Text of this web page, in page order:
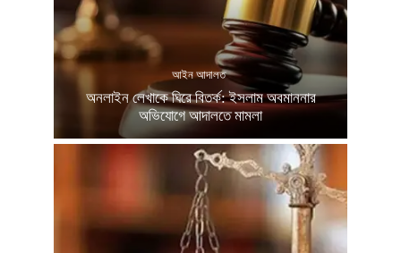
আইন আদালত
অনলাইন লেখাকে ঘিরে বিতর্ক: ইসলাম অবমাননার
অভিযোগে আদালতে মামলা